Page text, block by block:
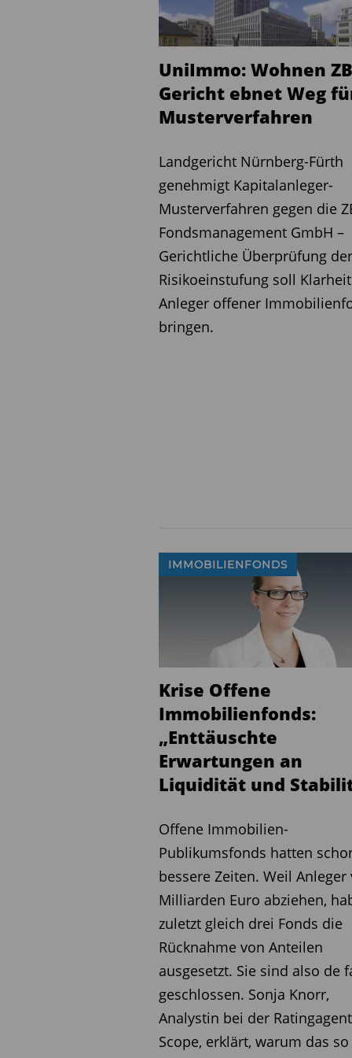
laut Rechtsanwalt Dr.
Anleger. „Anleger
getäuscht. Daraus können
so Dr. Gasser, der bereits
anderem von
Gasser: „Bei Banken
ordnungsgemäße
Anleger ihre rechtlichen
Auch für die
weitreichende Folgen
Immobilienfonds sind in
eingeordnet. Dies
um konservative
UniImmo: Wohnen
Gericht ebnet Weg
Musterverfahren
Landgericht Nürnberg-Fürth
genehmigt Kapitalanleger-
Musterverfahren gegen die
Fondsmanagement GmbH –
Gerichtliche Überprüfung der
Risikoeinstufung soll
Anleger offener
bringen.
IMMOBILIENFONDS
Krise Offene
Immobilienfonds:
„Enttäuschte
Erwartungen an
Liquidität und
Offene Immobilien-
Publikumsfonds hatten
bessere Zeiten. Weil Anleger
Milliarden Euro abziehen,
zuletzt gleich drei Fonds die
Rücknahme von Anteilen
ausgesetzt. Sie sind also de
geschlossen. Sonja Knorr,
Analystin bei der
Scope, erklärt, warum das so